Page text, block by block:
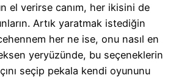
el verirse canım, her ikisini de
Artık yaratmak istediğin
her ne ise, onu nasıl en
yeryüzünde, bu seçeneklerin
seçip pekala kendi oyununu